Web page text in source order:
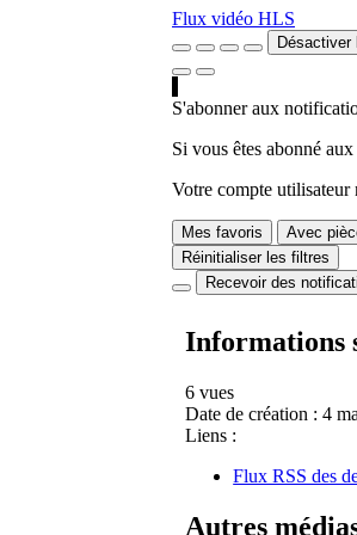
Flux vidéo HLS
Désactiver
S'abonner aux
Si vous êtes abonné
Votre compte utilisateur
Mes favoris Avec
Réinitialiser les filtres
Recevoir des
Informations
6 vues
Date de création : 4
Liens :
Flux RSS des
Autres